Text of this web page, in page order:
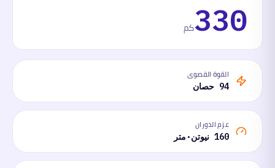
330كم
القوة القصوى
94 حصان
عزم الدوران
160 نيوتن·متر